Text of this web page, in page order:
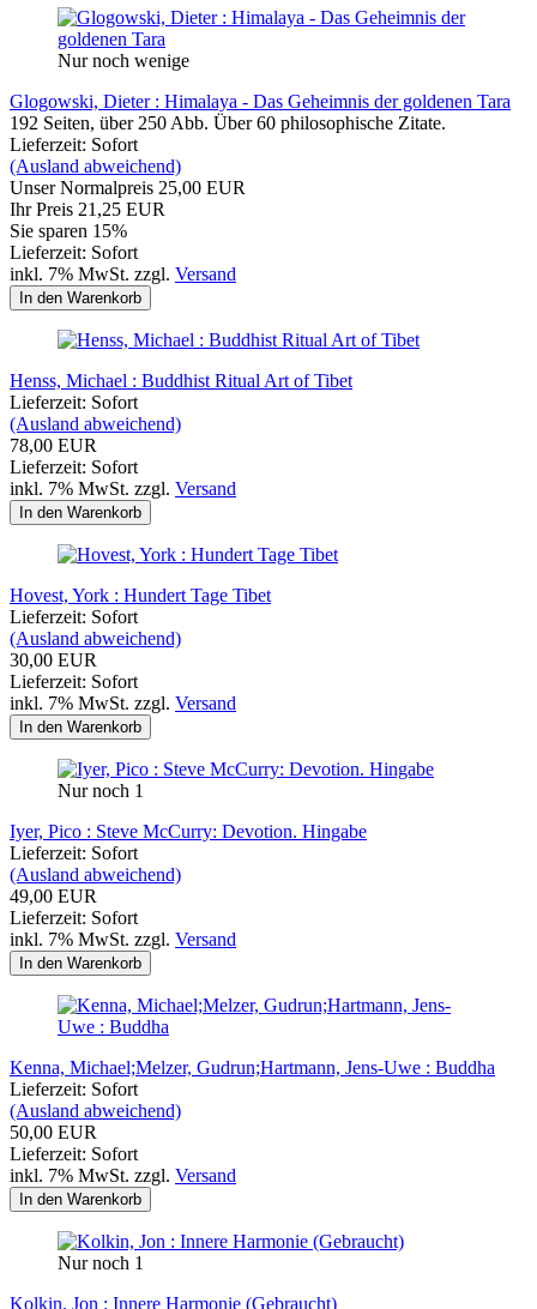
Nur noch wenige
Glogowski, Dieter : Himalaya - Das Geheimnis der goldenen Tara
192 Seiten, über 250 Abb. Über 60 philosophische Zitate.
Lieferzeit: Sofort
(Ausland abweichend)
Unser Normalpreis 25,00 EUR
Ihr Preis 21,25 EUR
Sie sparen 15%
Lieferzeit: Sofort
inkl. 7% MwSt. zzgl. Versand
In den Warenkorb
Henss, Michael : Buddhist Ritual Art of Tibet
Lieferzeit: Sofort
(Ausland abweichend)
78,00 EUR
Lieferzeit: Sofort
inkl. 7% MwSt. zzgl. Versand
In den Warenkorb
Hovest, York : Hundert Tage Tibet
Lieferzeit: Sofort
(Ausland abweichend)
30,00 EUR
Lieferzeit: Sofort
inkl. 7% MwSt. zzgl. Versand
In den Warenkorb
Nur noch 1
Iyer, Pico : Steve McCurry: Devotion. Hingabe
Lieferzeit: Sofort
(Ausland abweichend)
49,00 EUR
Lieferzeit: Sofort
inkl. 7% MwSt. zzgl. Versand
In den Warenkorb
Kenna, Michael;Melzer, Gudrun;Hartmann, Jens-Uwe : Buddha
Lieferzeit: Sofort
(Ausland abweichend)
50,00 EUR
Lieferzeit: Sofort
inkl. 7% MwSt. zzgl. Versand
In den Warenkorb
Nur noch 1
Kolkin, Jon : Innere Harmonie (Gebraucht)